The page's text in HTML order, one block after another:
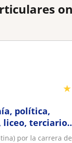
★
política,
liceo, terciario
por la carrera